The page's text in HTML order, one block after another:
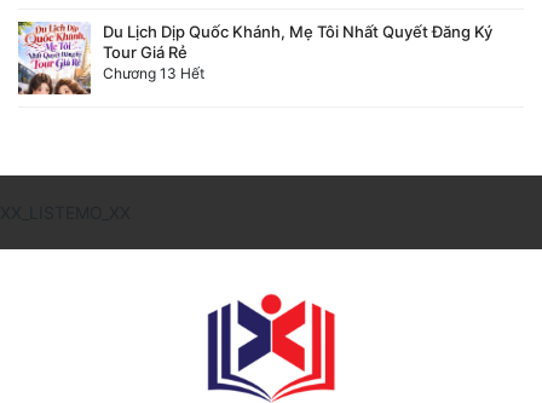
Đông Phương Huyền Huyễn
Ngự Thú
Du Lịch Dịp Quốc Khánh, Mẹ Tôi Nhất Quyết Đăng Ký
Tour Giá Rẻ
Chương 13 Hết